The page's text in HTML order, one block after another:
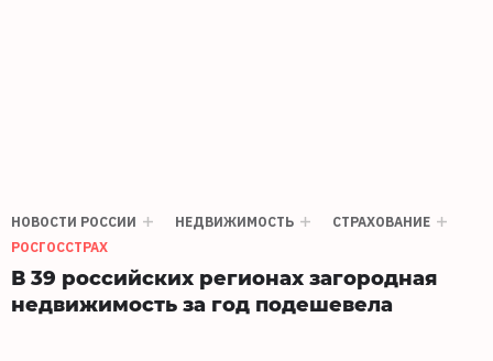
НОВОСТИ РОССИИ НЕДВИЖИМОСТЬ
СТРАХОВАНИЕ
РОСГОССТРАХ
В 39 российских регионах загородная
недвижимость за год подешевела